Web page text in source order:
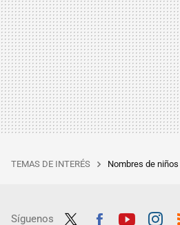
TEMAS DE INTERÉS Nombres de niños
Síguenos